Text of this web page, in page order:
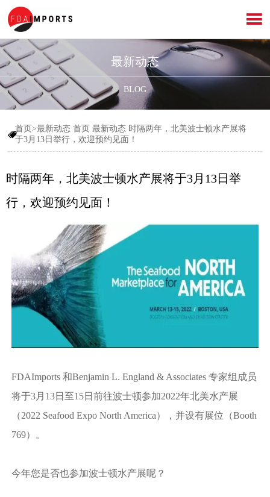

最新动态
BLOG

首页>最新动态首页 最新动态 时隔两年，北美波士顿水产展将
于3月13日举行，欢迎预约见面！
时隔两年，北美波士顿水产展将于3月13日举
行，欢迎预约见面！
FDAImports 和Benjamin L. England & Associates 专家组成员
将于3月13日至15日前往波士顿参加2022年北美水产展
（2022 Seafood Expo North America），并设有展位（Booth
769）。
今年您是否也参加波士顿水产展呢？